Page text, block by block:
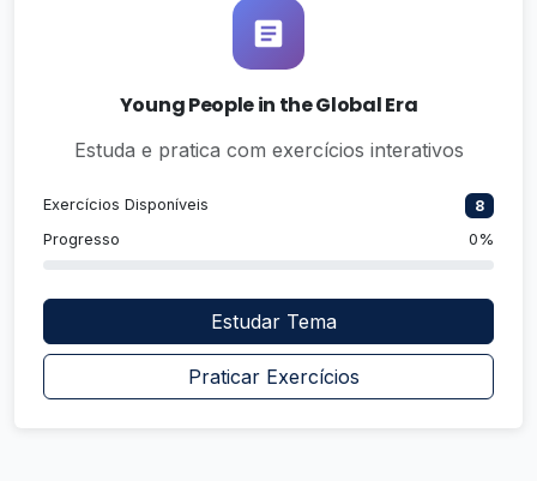
Young People in the Global Era
Estuda e pratica com exercícios interativos
Exercícios Disponíveis
8
Progresso
0%
Estudar Tema
Praticar Exercícios